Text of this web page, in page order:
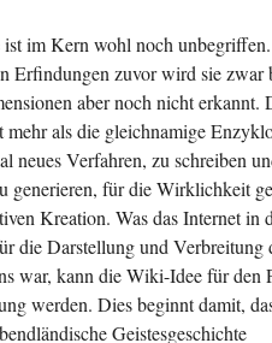
im Kern wohl noch
Erfindungen zuvor wird sie zwar
aber noch nicht erkannt.
als die gleichnamige
neues Verfahren, zu schreiben
generieren, für die Wirklichkeit
Kreation. Was das Internet in
die Darstellung und Verbreitung
war, kann die Wiki-Idee für den
werden. Dies beginnt damit,
Geistesgeschichte